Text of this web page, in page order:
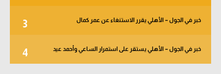
3 خبر في الجول – الأهلي يقرر الاستنغاء عن عمر كمال
4 خبر في الجول – الأهلي يستقر على استمرار الساعي وأحمد عيد